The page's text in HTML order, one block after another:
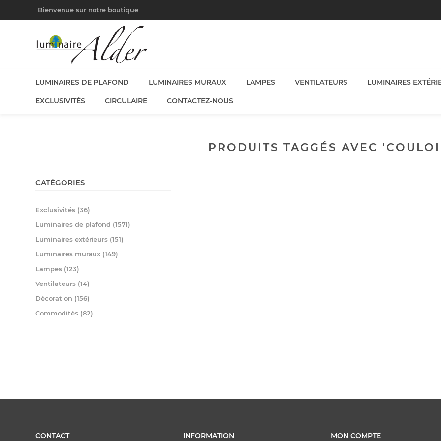
Bienvenue sur notre boutique
LUMINAIRES DE PLAFOND LUMINAIRES MURAUX LAMPES VENTILATEURS LUMINAIRES
EXCLUSIVITÉS CIRCULAIRE CONTACTEZ-NOUS
PRODUITS TAGGÉS AVEC
CATÉGORIES
Exclusivités (36)
Luminaires de plafond (1571)
Luminaires extérieurs (151)
Luminaires muraux (149)
Lampes (123)
Ventilateurs (14)
Décoration (156)
Commodités (82)
CONTACT INFORMATION MON COMPTE